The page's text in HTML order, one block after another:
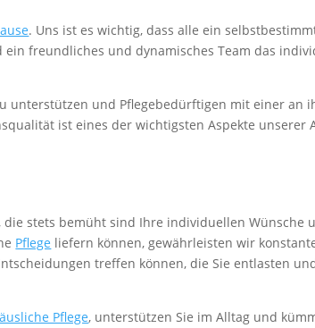
. Uns ist es wichtig, dass alle ein
freundliches und dynamisches Team das
unterstützen und Pflegebedürftigen mit einer an
ist eines der wichtigsten Aspekte unserer
stets bemüht sind Ihre individuellen Wünsche
Pflege liefern können, gewährleisten wir
treffen können, die Sie entlasten
Pflege, unterstützen Sie im Alltag und